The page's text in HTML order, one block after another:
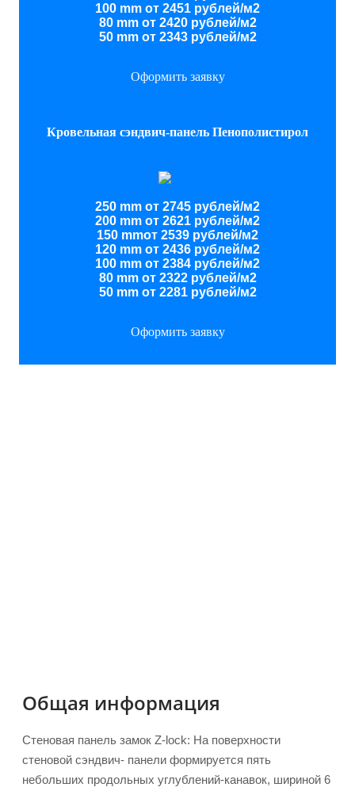
100 mm от 2451 рублей/м2
80 mm от 2420 рублей/м2
50 mm от 2343 рублей/м2
Оформить заявку
Кровельная сэндвич-панель Пенополистирол
250 mm от 2745 рублей/м2
200 mm от 2621 рублей/м2
150 mmот 2539 рублей/м2
120 mm от 2436 рублей/м2
100 mm от 2384 рублей/м2
80 mm от 2322 рублей/м2
50 mm от 2281 рублей/м2
Оформить заявку
Общая информация
Стеновая панель замок Z-lock: На поверхности
стеновой сэндвич- панели формируется пять
небольших продольных углублений-канавок, шириной 6